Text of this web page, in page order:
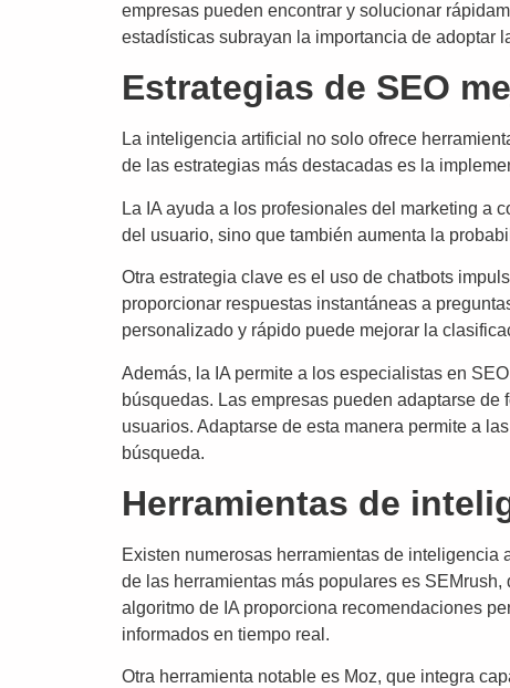
empresas pueden encontrar y solucionar
estadísticas subrayan la importancia de adoptar
Estrategias de SEO
La inteligencia artificial no solo ofrece
de las estrategias más destacadas es la
La IA ayuda a los profesionales del marketing a
del usuario, sino que también aumenta la
Otra estrategia clave es el uso de chatbots
proporcionar respuestas instantáneas a
personalizado y rápido puede mejorar la
Además, la IA permite a los especialistas en
búsquedas. Las empresas pueden adaptarse
usuarios. Adaptarse de esta manera permite a
búsqueda.
Herramientas de
Existen numerosas herramientas de
de las herramientas más populares es
algoritmo de IA proporciona recomendaciones
informados en tiempo real.
Otra herramienta notable es Moz, que integra